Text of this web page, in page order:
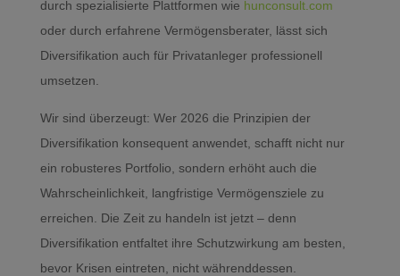
durch spezialisierte Plattformen wie hunconsult.com
oder durch erfahrene Vermögensberater, lässt sich
Diversifikation auch für Privatanleger professionell
umsetzen.
Wir sind überzeugt: Wer 2026 die Prinzipien der
Diversifikation konsequent anwendet, schafft nicht nur
ein robusteres Portfolio, sondern erhöht auch die
Wahrscheinlichkeit, langfristige Vermögensziele zu
erreichen. Die Zeit zu handeln ist jetzt – denn
Diversifikation entfaltet ihre Schutzwirkung am besten,
bevor Krisen eintreten, nicht währenddessen.